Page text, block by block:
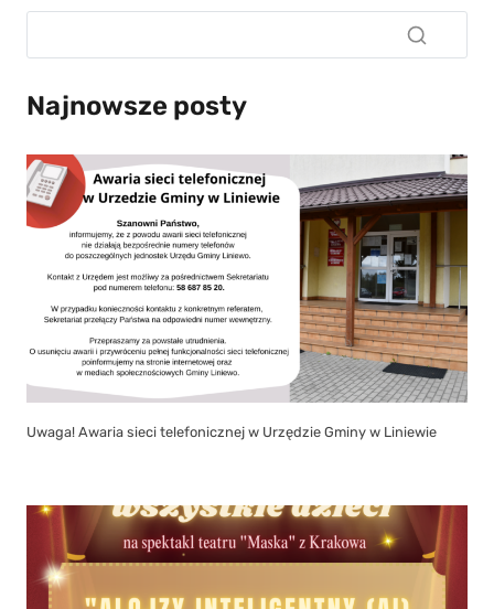
Najnowsze posty
Uwaga! Awaria sieci telefonicznej w Urzędzie Gminy w Liniewie